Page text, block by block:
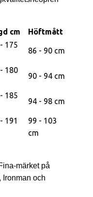
cm Höftmått
175
86 - 90 cm
180
90 - 94 cm
185
94 - 98 cm
191
99 - 103
cm
märket på
Ironman och